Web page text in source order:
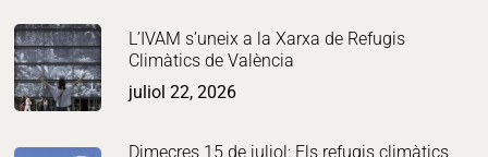
L’IVAM s’uneix a la Xarxa de Refugis
Climàtics de València
juliol 22, 2026
Dimecres 15 de juliol: Els refugis climàtics